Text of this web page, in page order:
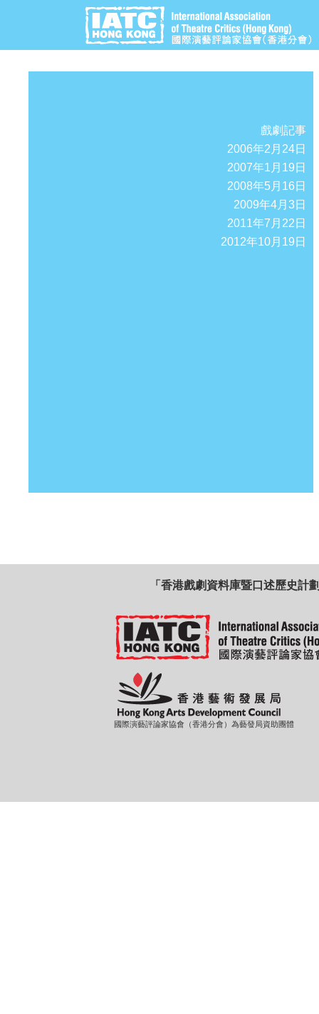
戲劇記事
2006年2月24日
2007年1月19日
2008年5月16日
2009年4月3日
2011年7月22日
2012年10月19日
「香港戲劇資料庫暨口述歷史計
國際演藝評論家協會（香港分會）為藝發局資助團體